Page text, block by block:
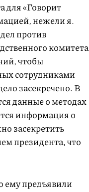
для «Говорит
нежели я.
против
комитета
чтобы
сотрудниками
засекречено. В
данные о методах
информация о
засекретить
президента, что
ему предъявили